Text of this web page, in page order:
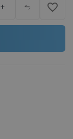
+ favorite_border